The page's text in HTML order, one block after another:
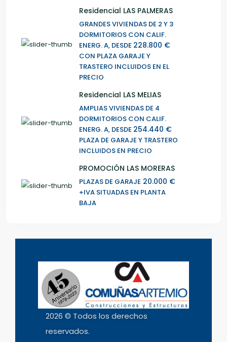
Residencial LAS PALMERAS
GRANDES VIVIENDAS DE 2 Y 3
DORMITORIOS CON CALIF.
ENERG. A, DESDE 228.800 €
CON PLAZA GARAJE Y
TRASTERO INCLUIDOS EN EL
PRECIO
Residencial LAS MELIAS
AMPLIAS VIVIENDAS DE 4
DORMITORIOS CON CALIF.
ENERG. A, DESDE 254.440 €
PLAZA DE GARAJE Y TRASTERO
INCLUIDOS EN PRECIO
PROMOCIÓN LAS MORERAS
PLAZAS DE GARAJE 20.000 €
+IVA SITUADAS EN PLANTA
BAJA
2026 © Todos los derechos
reservados.